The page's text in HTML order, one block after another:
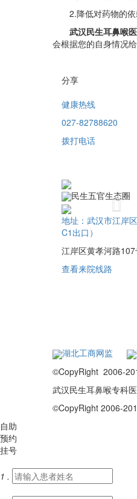
2.降低对药物的依
武汉民生耳鼻喉
会根据您的自身情况
分享
健康热线
027-82788620
拨打电话
民生五官生态圈
地址：武汉市江岸
C1出口）
江岸区黄孝河路107
查看来院线路
湖北工商网监
©CopyRight 2006-
武汉民生耳鼻喉专科
©CopyRight 2006-
自助
预约
挂号
1 .